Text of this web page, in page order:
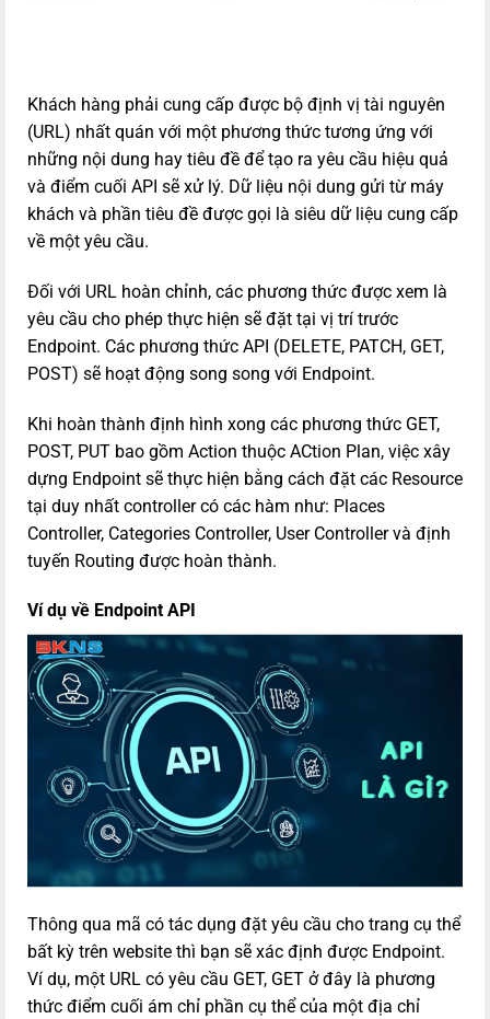
Khách hàng phải cung cấp được bộ định vị tài nguyên
(URL) nhất quán với một phương thức tương ứng với
những nội dung hay tiêu đề để tạo ra yêu cầu hiệu quả
và điểm cuối API sẽ xử lý. Dữ liệu nội dung gửi từ máy
khách và phần tiêu đề được gọi là siêu dữ liệu cung cấp
về một yêu cầu.
Đối với URL hoàn chỉnh, các phương thức được xem là
yêu cầu cho phép thực hiện sẽ đặt tại vị trí trước
Endpoint. Các phương thức API (DELETE, PATCH, GET,
POST) sẽ hoạt động song song với Endpoint.
Khi hoàn thành định hình xong các phương thức GET,
POST, PUT bao gồm Action thuộc ACtion Plan, việc xây
dựng Endpoint sẽ thực hiện bằng cách đặt các Resource
tại duy nhất controller có các hàm như: Places
Controller, Categories Controller, User Controller và định
tuyến Routing được hoàn thành.
Ví dụ về Endpoint API
Thông qua mã có tác dụng đặt yêu cầu cho trang cụ thể
bất kỳ trên website thì bạn sẽ xác định được Endpoint.
Ví dụ, một URL có yêu cầu GET, GET ở đây là phương
thức điểm cuối ám chỉ phần cụ thể của một địa chỉ